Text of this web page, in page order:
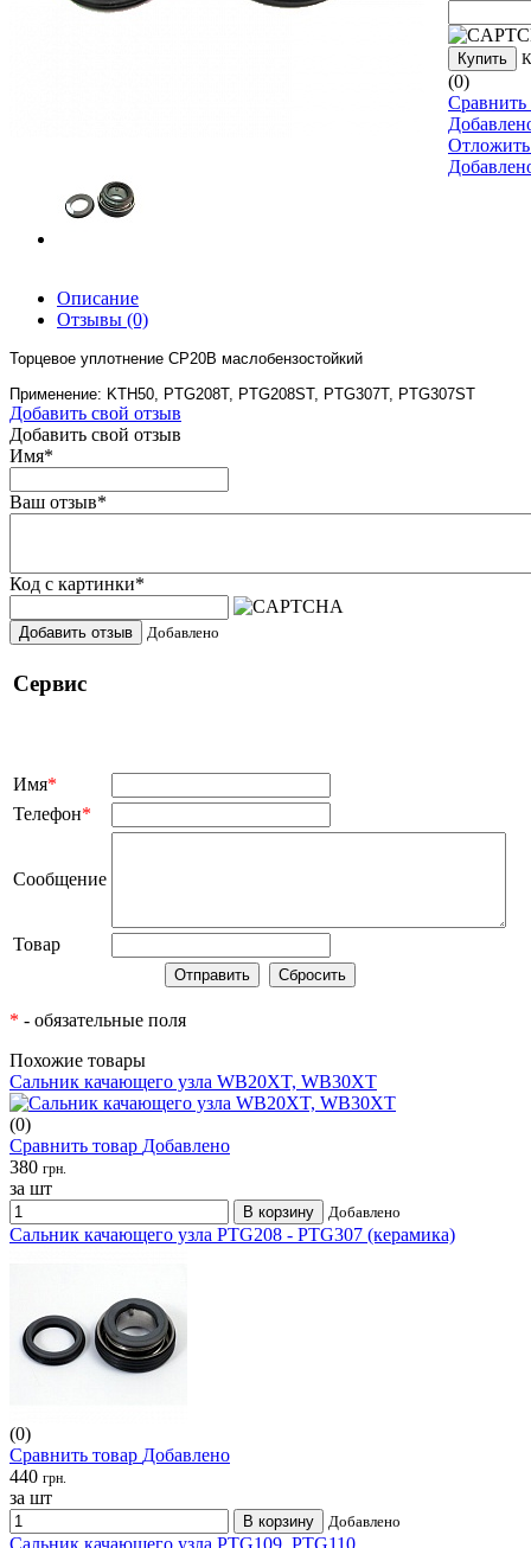
Купить
(0)
Сравнить
Отложить
Описание
Отзывы (0)
Торцевое уплотнение CP20B маслобензостойкий
Применение: KTH50, PTG208T, PTG208ST, PTG307T, PTG307ST
Добавить свой отзыв
Добавить свой отзыв
Имя*
Ваш отзыв*
Код с картинки*
Добавить отзыв Добавлено
Сервис
Имя*
Телефон*
Сообщение
Товар
* - обязательные поля
Похожие товары
Сальник качающего узла WB20XT, WB30XT
(0)
Сравнить товар Добавлено
380 грн.
за шт
В корзину Добавлено
Сальник качающего узла PTG208 - PTG307 (керамика)
(0)
Сравнить товар Добавлено
440 грн.
за шт
В корзину Добавлено
Сальник качающего узла PTG109, PTG110